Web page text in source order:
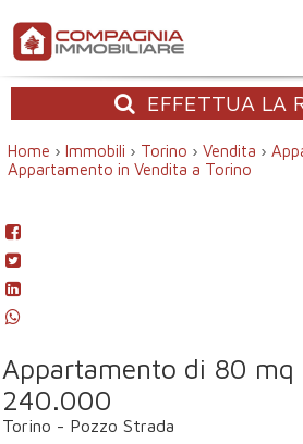
EFFETTUA LA
Home › Immobili › Torino › Vendita ›
Appartamento in Vendita a Torino
Appartamento di 80 mq
240.000
Torino - Pozzo Strada